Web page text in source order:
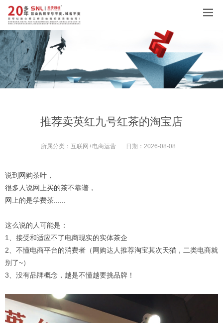
推荐卖英红九号红茶的淘宝店
所属分类： 互联网+电商运营 日期： 2026-08-08
说到网购茶叶，
很多人说网上买的茶不靠谱，
网上的是学费茶......
这么说的人可能是：
1、接受和适应不了电商现实的实体茶企
2、不懂电商平台的消费者（网购达人推荐淘宝其次天猫，二类电商就
别了~）
3、没有品牌概念，越是不懂越要挑品牌！